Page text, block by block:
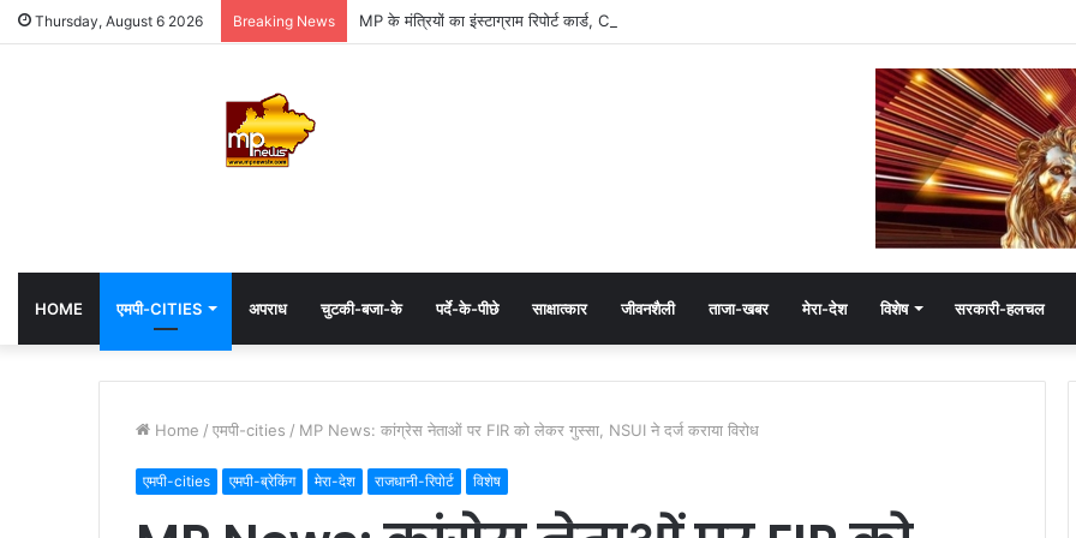
Thursday, August 6 2026 Breaking News MP के मंत्रियों का इंस्टाग्राम रिपोर्ट कार्ड, CM मोहन यादव के इतने फॉलोअर्स
HOME एमपी-CITIES अपराध चुटकी-बजा-के पर्दे-के-पीछे साक्षात्कार जीवनशैली ताजा-खबर मेरा-देश विशेष सरकारी-हलचल
Home / एमपी-cities / MP News: कांग्रेस नेताओं पर FIR को लेकर गुस्सा, NSUI ने दर्ज कराया विरोध
एमपी-cities एमपी-ब्रेकिंग मेरा-देश राजधानी-रिपोर्ट विशेष